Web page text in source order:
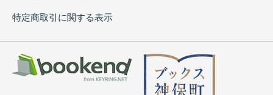
特定商取引に関する表示